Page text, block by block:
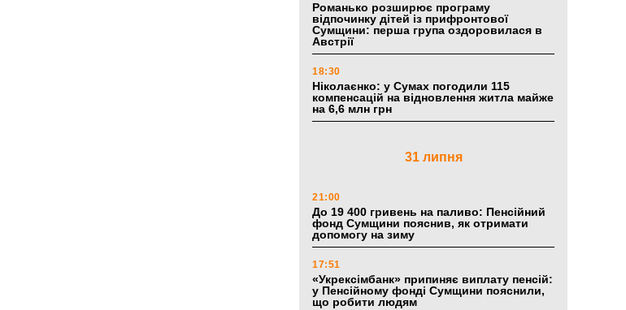
Романько розширює програму
відпочинку дітей із прифронтової
Сумщини: перша група оздоровилася в
Австрії
18:30
Ніколаєнко: у Сумах погодили 115
компенсацій на відновлення житла майже
на 6,6 млн грн
31 липня
21:00
До 19 400 гривень на паливо: Пенсійний
фонд Сумщини пояснив, як отримати
допомогу на зиму
17:51
«Укрексімбанк» припиняє виплату пенсій:
у Пенсійному фонді Сумщини пояснили,
що робити людям